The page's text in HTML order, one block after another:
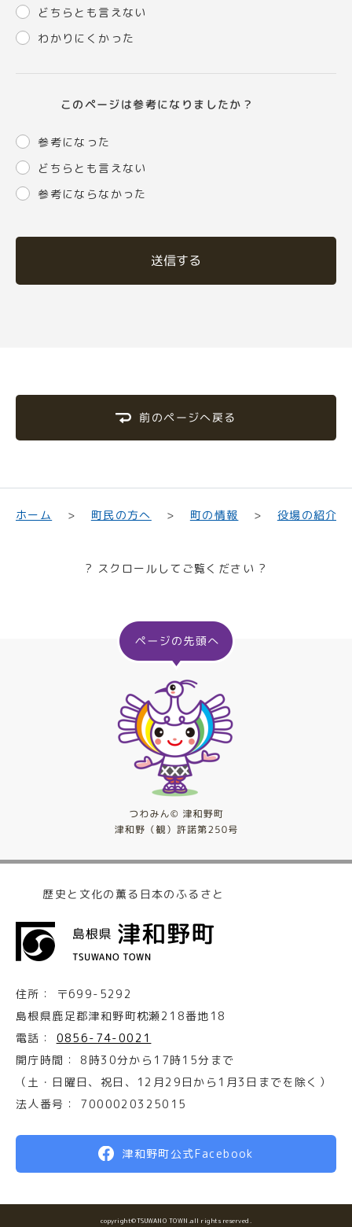
どちらとも言えない
わかりにくかった
このページは参考になりましたか？
参考になった
どちらとも言えない
参考にならなかった
送信する
前のページへ戻る
ホーム 町民の方へ 町の情報 役場の紹介
? スクロールしてご覧ください ?
歴史と文化の薫る日本のふるさと
住所：
〒699-5292
島根県鹿足郡津和野町枕瀬218番地18
電話：
0856-74-0021
開庁時間：
8時30分から17時15分まで
（土・日曜日、祝日、12月29日から1月3日までを除く）
法人番号：
7000020325015
津和野町公式Facebook
copyright©TSUWANO TOWN.all rights reserved.